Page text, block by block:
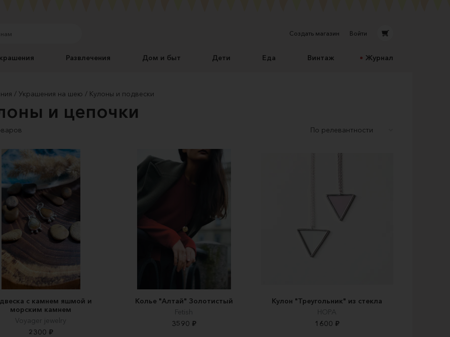
Создать магазин Войти
Развлечения Дом и быт Дети Еда Винтаж Журнал
Украшения на шею Кулоны и подвески
и цепочки
с камнем яшмой и
морским камнем
Voyager jewelry
2300 ₽
Колье "Алтай" Золотистый
Fetish
3590 ₽
Кулон "Треугольник" из стекла
НОРА
1600 ₽